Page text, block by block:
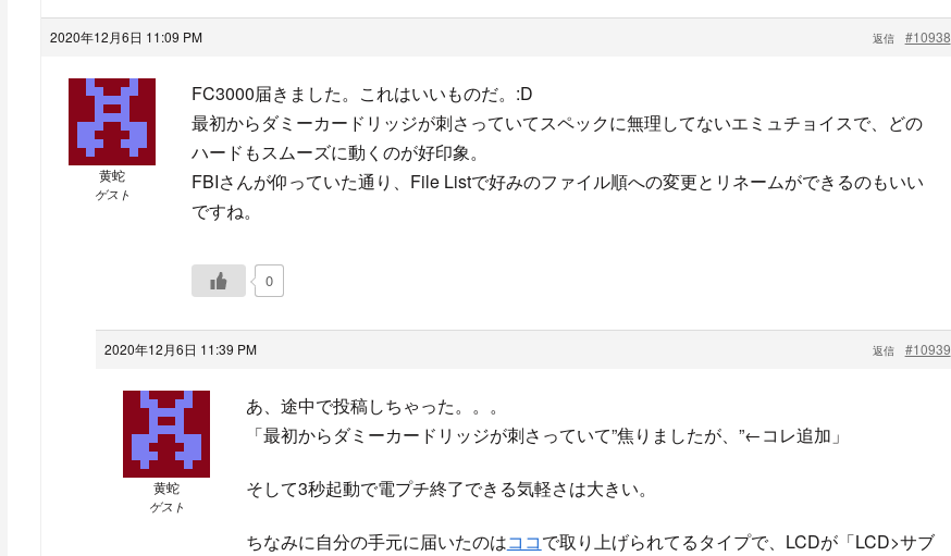
2020年12月6日 11:09 PM #10938
返信
黄蛇
ゲスト
FC3000届きました。これはいいものだ。:D
最初からダミーカードリッジが刺さっていてスペックに無理してないエミュチョイスで、どの
ハードもスムーズに動くのが好印象。
FBIさんが仰っていた通り、File Listで好みのファイル順への変更とリネームができるのもいい
ですね。
0
2020年12月6日 11:39 PM #10939
返信
黄蛇
ゲスト
あ、途中で投稿しちゃった。。。
「最初からダミーカードリッジが刺さっていて”焦りましたが、”←コレ追加」
そして3秒起動で電プチ終了できる気軽さは大きい。
ちなみに自分の手元に届いたのはココで取り上げられてるタイプで、LCDが「LCD>サブ